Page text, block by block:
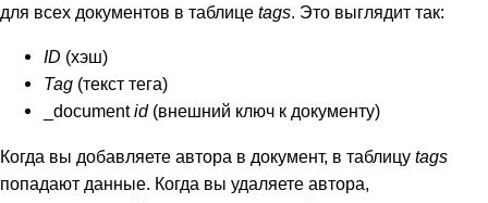
для всех документов в таблице tags. Это выглядит так:
ID (хэш)
Tag (текст тега)
_documentid(внешний ключ к документу)
Когда вы добавляете автора в документ, в таблицу tags
попадают данные. Когда вы удаляете автора,